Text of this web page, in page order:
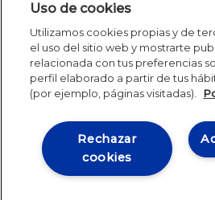
Aviso legal
Política de Cookies
Student Academic Standards
Site Map
IE University
Uso de cookies
Utilizamos cookies propias y de
el uso del sitio web y mostrarte
relacionada con tus preferencias
perfil elaborado a partir de tus
(por ejemplo, páginas visitadas).
Rechazar
cookies